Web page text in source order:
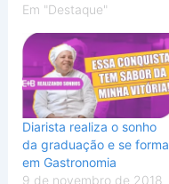
Em "Destaque"
Diarista realiza o sonho
da graduação e se forma
em Gastronomia
9 de novembro de 2018